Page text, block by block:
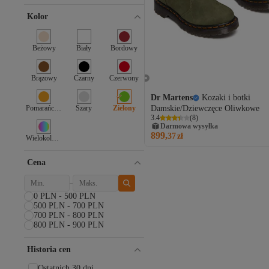
Dr Martens
Kozaki i botki
Damskie/Dziewczęce Oliwkowe
3.4 (8)
Darmowa wysyłka
899,37zł
ÇİZGİ MEDİKAL
CMP
Columbia
Crocs
DeeZee
Derimod
Dilimler Ayakkabı
Dogo
eformoda by emre yılmaz
Elle
Ellesse
EMU Australia
Eva Longoria
Fila
First Step
Geox
Guess
Kolor
Beżowy Biały Bordowy
Brązowy Czarny Czerwony
Pomarańczowy Szary Zielony
Wielokolorowy
Cena
0 PLN - 500 PLN
500 PLN - 700 PLN
700 PLN - 800 PLN
800 PLN - 900 PLN
Historia cen